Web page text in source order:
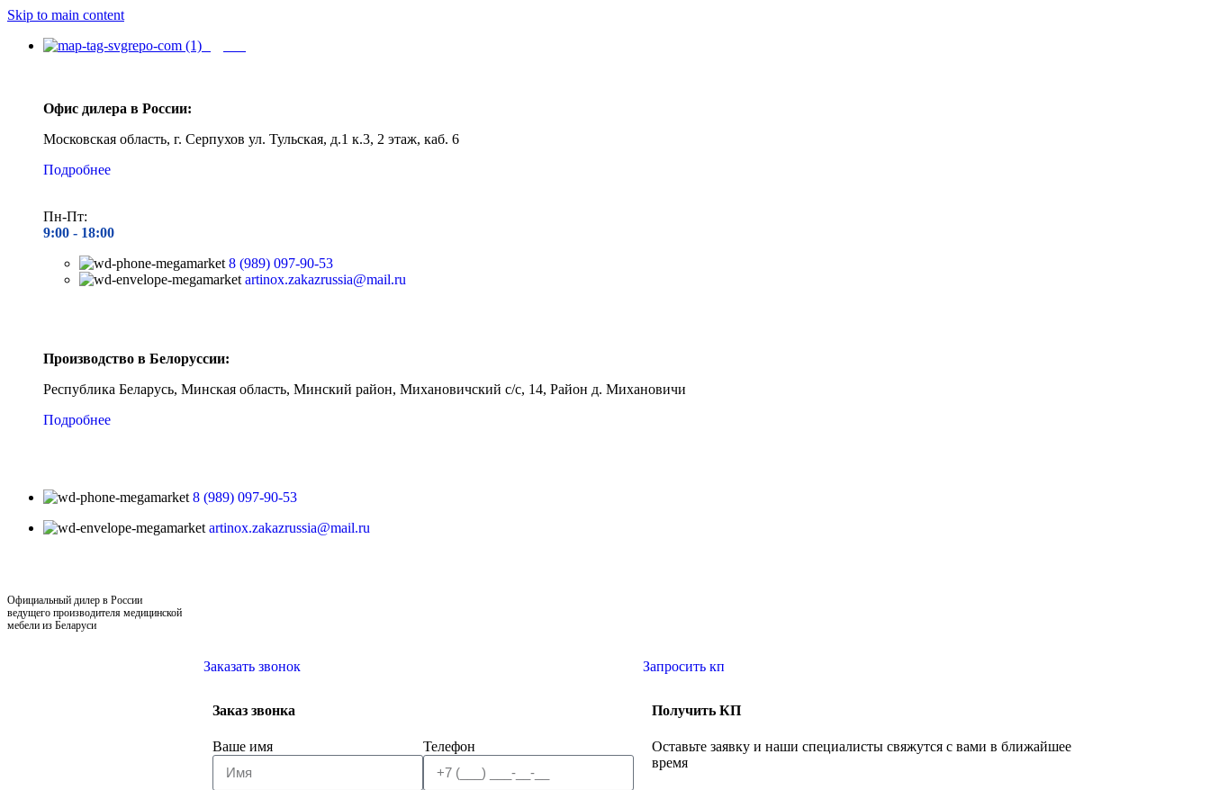
Skip to main content
Офис дилера в России:
Московская область, г. Серпухов ул. Тульская, д.1 к.3, 2 этаж, каб. 6
Подробнее
Пн-Пт:
9:00 - 18:00
8 (989) 097-90-53
artinox.zakazrussia@mail.ru
Производство в Белоруссии:
Республика Беларусь, Минская область, Минский район, Михановичский с/с, 14, Район д. Михановичи
Подробнее
8 (989) 097-90-53
artinox.zakazrussia@mail.ru
Официальный дилер в России
ведущего производителя медицинской
мебели из Беларуси
Заказать звонок
Заказ звонка
Ваше имя Телефон
Запросить кп
Получить КП
Оставьте заявку и наши специалисты свяжутся с вами в ближайшее
время